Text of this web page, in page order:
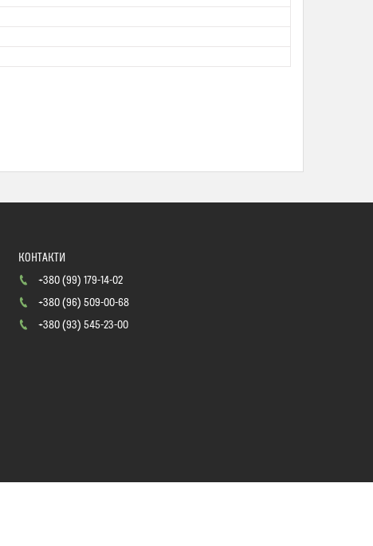
+380 (99) 179-14-02
+380 (96) 509-00-68
+380 (93) 545-23-00